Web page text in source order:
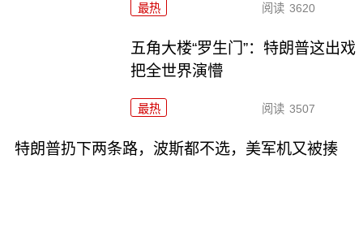
最热 阅读 3620
五角大楼“罗生门”：特朗普这出戏
把全世界演懵
最热 阅读 3507
特朗普扔下两条路，波斯都不选，美军机又被揍